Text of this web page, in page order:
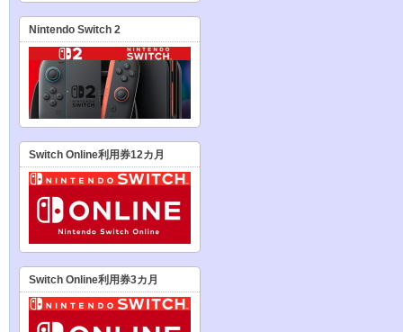
Nintendo Switch 2
Switch Online利用券12カ月
Switch Online利用券3カ月